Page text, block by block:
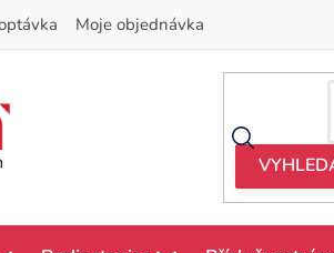
Moje objednávka